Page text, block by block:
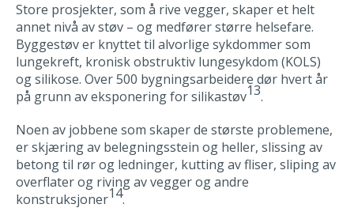
Store prosjekter, som å rive vegger, skaper et helt
annet nivå av støv – og medfører større helsefare.
Byggestøv er knyttet til alvorlige sykdommer som
lungekreft, kronisk obstruktiv lungesykdom (KOLS)
og silikose. Over 500 bygningsarbeidere dør hvert år
på grunn av eksponering for silikastøv13.
Noen av jobbene som skaper de største problemene,
er skjæring av belegningsstein og heller, slissing av
betong til rør og ledninger, kutting av fliser, sliping av
overflater og riving av vegger og andre
konstruksjoner14.